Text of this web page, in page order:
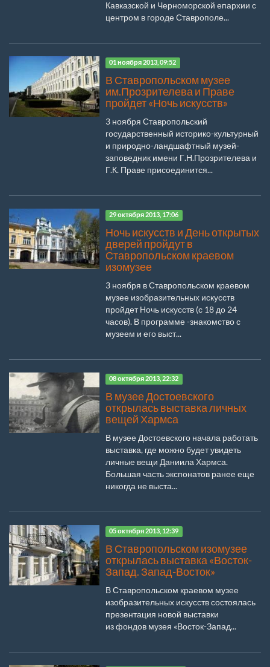
Кавказской и Черноморской епархии с
центром в городе Ставрополе...
01 ноября 2013, 09:52
В Ставропольском музее
им.Прозрителева и Праве
пройдет «Ночь искусств»
3 ноября Ставропольский
государственный историко-культурный
и природно-ландшафтный музей-
заповедник имени Г.Н.Прозрителева и
Г.К. Праве присоединится...
29 октября 2013, 17:06
Ночь искусств и День открытых
дверей пройдут в
Ставропольском краевом
изомузее
3 ноября в Ставропольском краевом
музее изобразительных искусств
пройдет Ночь искусств (с 18 до 24
часов). В программе -знакомство с
музеем и его выст...
08 октября 2013, 22:32
В музее Достоевского
открылась выставка личных
вещей Хармса
В музее Достоевского начала работать
выставка, где можно будет увидеть
личные вещи Даниила Хармса.
Большая часть экспонатов ранее еще
никогда не выста...
05 октября 2013, 12:39
В Ставропольском изомузее
открылась выставка «Восток-
Запад. Запад-Восток»
В Ставропольском краевом музее
изобразительных искусств состоялась
презентация новой выставки
из фондов музея «Восток-Запад...